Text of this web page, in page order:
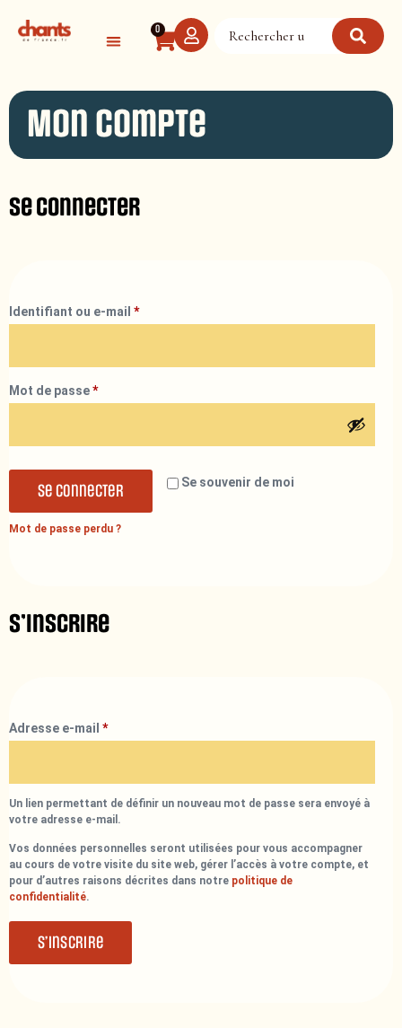
0
Mon compte
Se connecter
Identifiant ou e-mail *
Mot de passe*
Se souvenir de moi
Se connecter
Mot de passe perdu ?
S’inscrire
Adresse e-mail *
Un lien permettant de définir un nouveau mot de passe sera envoyé à
votre adresse e-mail.
Vos données personnelles seront utilisées pour vous accompagner
au cours de votre visite du site web, gérer l’accès à votre compte, et
pour d’autres raisons décrites dans notre politique de
confidentialité.
S’inscrire